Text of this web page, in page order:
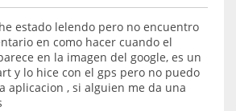
estado lelendo pero no encuentro
en como hacer cuando el
en la imagen del google, es un
y lo hice con el gps pero no puedo
aplicacion , si alguien me da una